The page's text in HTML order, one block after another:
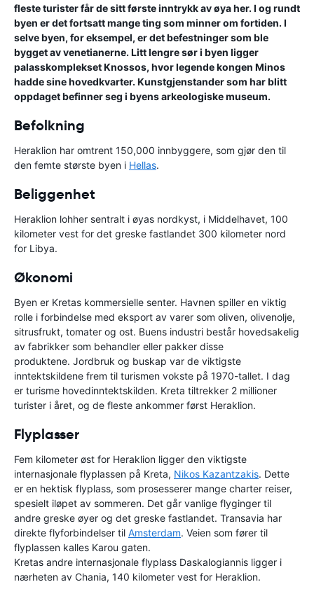
fleste turister får de sitt første inntrykk av øya her. I og rundt
byen er det fortsatt mange ting som minner om fortiden. I
selve byen, for eksempel, er det befestninger som ble
bygget av venetianerne. Litt lengre sør i byen ligger
palasskomplekset Knossos, hvor legende kongen Minos
hadde sine hovedkvarter. Kunstgjenstander som har blitt
oppdaget befinner seg i byens arkeologiske museum.
Befolkning
Heraklion har omtrent 150,000 innbyggere, som gjør den til
den femte største byen i Hellas.
Beliggenhet
Heraklion lohher sentralt i øyas nordkyst, i Middelhavet, 100
kilometer vest for det greske fastlandet 300 kilometer nord
for Libya.
Økonomi
Byen er Kretas kommersielle senter. Havnen spiller en viktig
rolle i forbindelse med eksport av varer som oliven, olivenolje,
sitrusfrukt, tomater og ost. Buens industri består hovedsakelig
av fabrikker som behandler eller pakker disse
produktene. Jordbruk og buskap var de viktigste
inntektskildene frem til turismen vokste på 1970-tallet. I dag
er turisme hovedinntektskilden. Kreta tiltrekker 2 millioner
turister i året, og de fleste ankommer først Heraklion.
Flyplasser
Fem kilometer øst for Heraklion ligger den viktigste
internasjonale flyplassen på Kreta, Nikos Kazantzakis. Dette
er en hektisk flyplass, som prosesserer mange charter reiser,
spesielt iløpet av sommeren. Det går vanlige flyginger til
andre greske øyer og det greske fastlandet. Transavia har
direkte flyforbindelser til Amsterdam. Veien som fører til
flyplassen kalles Karou gaten.
Kretas andre internasjonale flyplass Daskalogiannis ligger i
nærheten av Chania, 140 kilometer vest for Heraklion.